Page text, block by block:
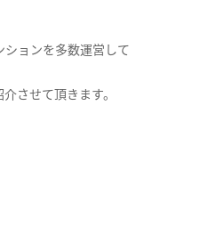
ョンを多数運営して
させて頂きます。